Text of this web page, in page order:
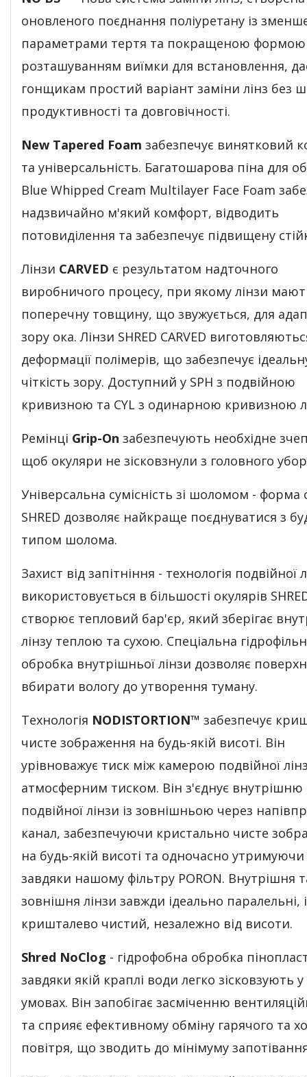
оновленого поєднання поліуретану із
параметрами тертя та покращеною формою
розташуванням виїмки для встановлення,
гонщикам простий варіант заміни лінз без
продуктивності та довговічності.
New Tapered Foam забезпечує винятковий
та універсальність. Багатошарова піна для
Blue Whipped Cream Multilayer Face Foam
надзвичайно м'який комфорт, відводить
потовиділення та забезпечує підвищену
Лінзи CARVED є результатом надточного
виробничого процесу, при якому лінзи
поперечну товщину, що звужується, для
зору ока. Лінзи SHRED CARVED
деформації полімерів, що забезпечує
чіткість зору. Доступний у SPH з подвійною
кривизною та CYL з одинарною кривизною
Ремінці Grip-On забезпечують необхідне
щоб окуляри не зісковзнули з головного
Універсальна сумісність зі шоломом - форма
SHRED дозволяє найкраще поєднуватися з
типом шолома.
Захист від запітніння - технологія подвійної
використовується в більшості окулярів
створює тепловий бар'єр, який зберігає
лінзу теплою та сухою. Спеціальна
обробка внутрішньої лінзи дозволяє
вбирати вологу до утворення туману.
Технологія NODISTORTION™ забезпечує
чисте зображення на будь-якій висоті. Він
урівноважує тиск між камерою подвійної
атмосферним тиском. Він з'єднує внутрішню
подвійної лінзи із зовнішньою через
канал, забезпечуючи кристально чисте
на будь-якій висоті та одночасно утримуючи
завдяки нашому фільтру PORON. Внутрішня
зовнішня лінзи завжди ідеально паралельні,
кришталево чистий, незалежно від висоти.
Shred NoClog - гідрофобна обробка
завдяки якій краплі води легко зісковзують
умовах. Він запобігає засміченню
та сприяє ефективному обміну гарячого та
повітря, що зводить до мінімуму